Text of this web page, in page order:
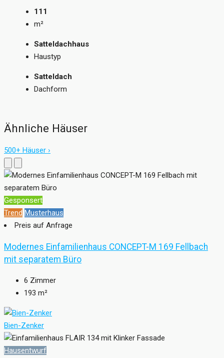
111
m²
Satteldachhaus
Haustyp
Satteldach
Dachform
Ähnliche Häuser
500+ Häuser ›
Gesponsert
Trend Musterhaus
Preis auf Anfrage
Modernes Einfamilienhaus CONCEPT-M 169 Fellbach
mit separatem Büro
6 Zimmer
193 m²
Bien-Zenker
Hausentwurf